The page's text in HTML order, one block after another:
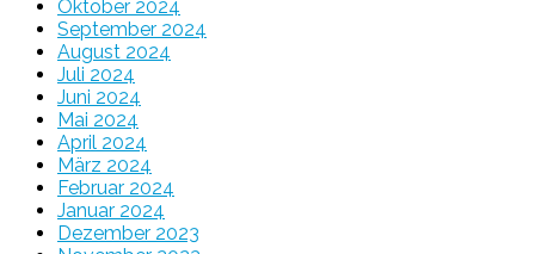
Oktober 2024
September 2024
August 2024
Juli 2024
Juni 2024
Mai 2024
April 2024
März 2024
Februar 2024
Januar 2024
Dezember 2023